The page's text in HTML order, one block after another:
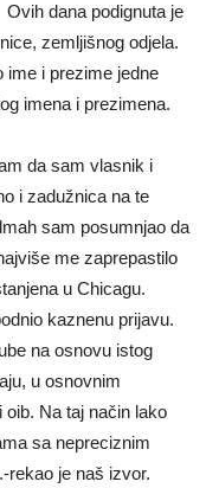
dana podignuta je
zemljišnog odjela.
ime i prezime jedne
imena i prezimena.
da sam vlasnik i
i zadužnica na te
sam posumnjao da
me zaprepastilo
u Chicagu.
kaznenu prijavu.
na osnovu istog
u osnovnim
Na taj način lako
sa nepreciznim
rekao je naš izvor.